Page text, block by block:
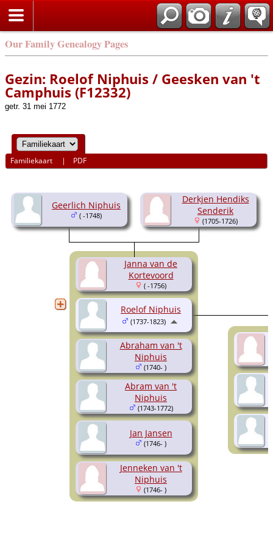
Our Family Genealogy Pages
Gezin: Roelof Niphuis / Geesken van 't
Camphuis (F12332)
getr. 31 mei 1772
Familiekaart | PDF
Geerlich Niphuis
( -1748)
Derkjen Hendiks
Senderik
(1705-1726)
Janna van de
Kortevoord
( -1756)
Abraham van 't
Niphuis
(1740- )
Abram van 't
Niphuis
(1743-1772)
Jan Jansen
(1746- )
Jenneken van 't
Niphuis
(1746- )
Roelof Niphuis
(1737-1823)